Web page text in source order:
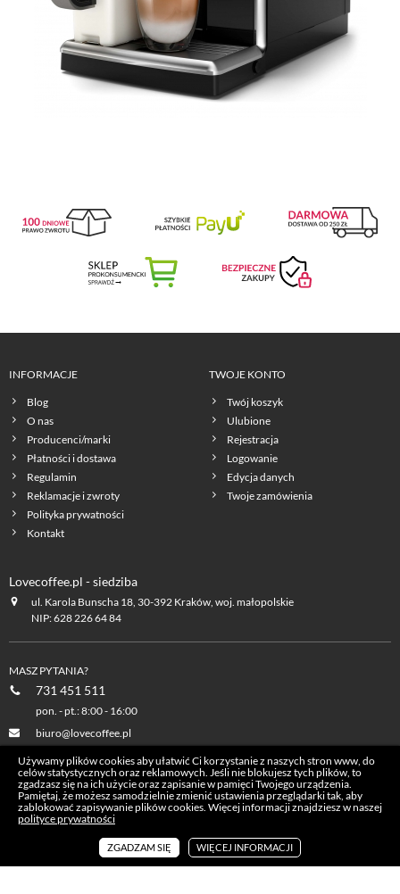
INFORMACJE
Blog
O nas
Producenci/marki
Płatności i dostawa
Regulamin
Reklamacje i zwroty
Polityka prywatności
Kontakt
TWOJE KONTO
Twój koszyk
Ulubione
Rejestracja
Logowanie
Edycja danych
Twoje zamówienia
Lovecoffee.pl - siedziba
ul. Karola Bunscha 18, 30-392 Kraków, woj. małopolskie
NIP: 628 226 64 84
MASZ PYTANIA?
731 451 511
pon. - pt.: 8:00 - 16:00
biuro@lovecoffee.pl
lovecoffee.pl na facebook
lovecoffee.pl na YouTube
lovecoffee.pl na Instagram
Używamy plików cookies aby ułatwić Ci korzystanie z naszych stron www, do
celów statystycznych oraz reklamowych. Jeśli nie blokujesz tych plików, to
zgadzasz się na ich użycie oraz zapisanie w pamięci Twojego urządzenia.
Pamiętaj, że możesz samodzielnie zmienić ustawienia przeglądarki tak, aby
zablokować zapisywanie plików cookies. Więcej informacji znajdziesz w naszej
polityce prywatności
ZGADZAM SIĘ WIĘCEJ INFORMACJI